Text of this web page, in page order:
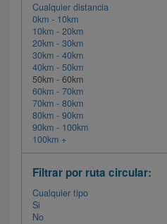
Cualquier distancia
0km - 10km
10km - 20km
20km - 30km
30km - 40km
40km - 50km
50km - 60km
60km - 70km
70km - 80km
80km - 90km
90km - 100km
100km +
Filtrar por ruta circular:
Cualquier tipo
Si
No